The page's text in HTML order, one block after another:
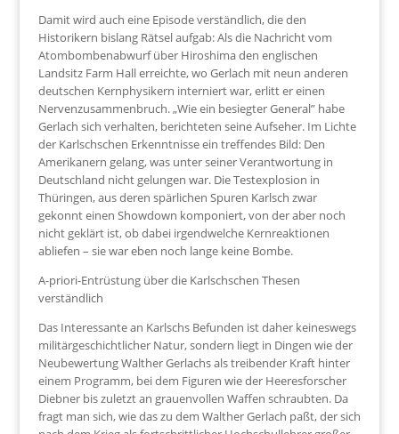
Damit wird auch eine Episode verständlich, die den
Historikern bislang Rätsel aufgab: Als die Nachricht vom
Atombombenabwurf über Hiroshima den englischen
Landsitz Farm Hall erreichte, wo Gerlach mit neun anderen
deutschen Kernphysikern interniert war, erlitt er einen
Nervenzusammenbruch. „Wie ein besiegter General” habe
Gerlach sich verhalten, berichteten seine Aufseher. Im Lichte
der Karlschschen Erkenntnisse ein treffendes Bild: Den
Amerikanern gelang, was unter seiner Verantwortung in
Deutschland nicht gelungen war. Die Testexplosion in
Thüringen, aus deren spärlichen Spuren Karlsch zwar
gekonnt einen Showdown komponiert, von der aber noch
nicht geklärt ist, ob dabei irgendwelche Kernreaktionen
abliefen – sie war eben noch lange keine Bombe.
A-priori-Entrüstung über die Karlschschen Thesen
verständlich
Das Interessante an Karlschs Befunden ist daher keineswegs
militärgeschichtlicher Natur, sondern liegt in Dingen wie der
Neubewertung Walther Gerlachs als treibender Kraft hinter
einem Programm, bei dem Figuren wie der Heeresforscher
Diebner bis zuletzt an grauenvollen Waffen schraubten. Da
fragt man sich, wie das zu dem Walther Gerlach paßt, der sich